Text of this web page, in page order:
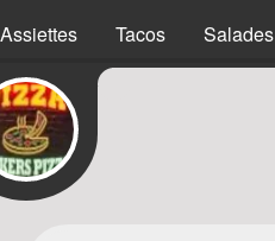
Assiettes Tacos Salades